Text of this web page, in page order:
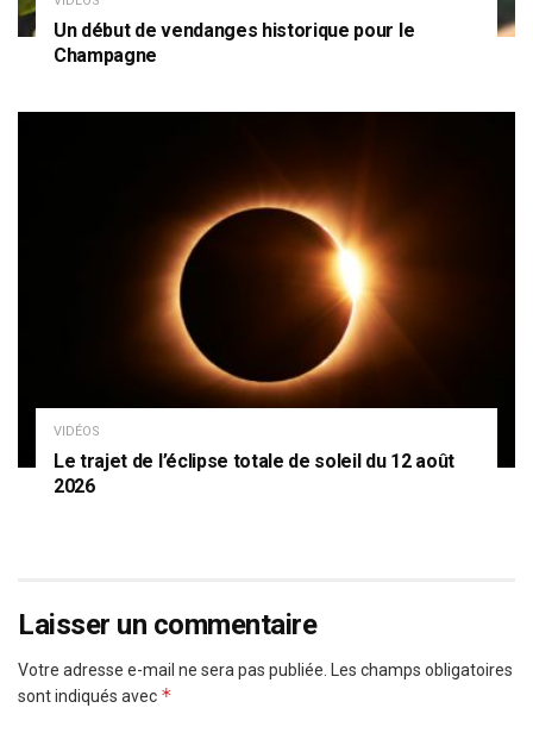
Un début de vendanges historique pour le
Champagne
VIDÉOS
Le trajet de l’éclipse totale de soleil du 12 août
2026
Laisser un commentaire
Votre adresse e-mail ne sera pas publiée. Les champs obligatoires
sont indiqués avec *